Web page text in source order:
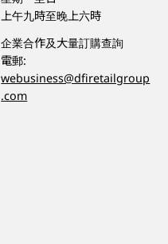
上午九時至晚上六時
企業合作及大量訂購查詢
電郵:
webusiness@dfiretailgroup
.com